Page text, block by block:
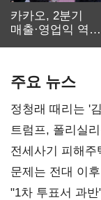
카카오, 2분기
매출·영업익 역대
주요 뉴스
정청래 때리는 '
트럼프, 폴리실
재건"
전세사기 피해
4만278명
문제는 전대 이
불복'
"1차 투표서 과